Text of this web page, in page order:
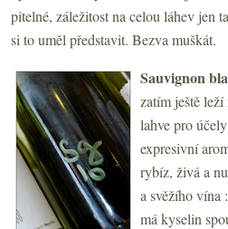
pitelné, záležitost na celou láhev jen
si to uměl představit. Bezva muškát.
Sauvignon
zatím ještě
lahve pro
expresivní
rybíz, živá a
a svěžího vína
má kyselin